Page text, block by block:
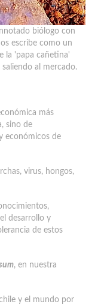
biólogo con
escribe como un
la 'papa cañetina'
al mercado.
más
sino de
económicos de
virus, hongos,
desarrollo y
de estos
, en nuestra
y el mundo por